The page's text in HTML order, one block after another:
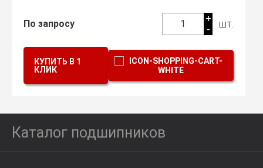
Каталог подшипников
По запросу 1
+
-
шт.
КУПИТЬ В 1
КЛИК